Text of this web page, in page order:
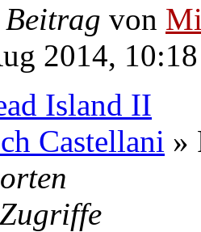
von
2014, 10:18
Island II
Castellani »
Zugriffe